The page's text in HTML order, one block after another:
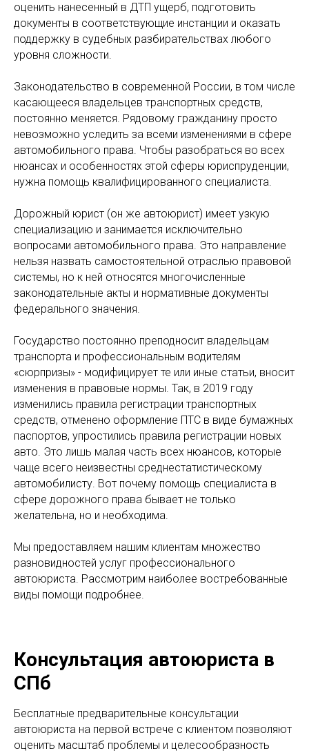
оценить нанесенный в ДТП ущерб, подготовить
документы в соответствующие инстанции и оказать
поддержку в судебных разбирательствах любого
уровня сложности.
Законодательство в современной России, в том числе
касающееся владельцев транспортных средств,
постоянно меняется. Рядовому гражданину просто
невозможно уследить за всеми изменениями в сфере
автомобильного права. Чтобы разобраться во всех
нюансах и особенностях этой сферы юриспруденции,
нужна помощь квалифицированного специалиста.
Дорожный юрист (он же автоюрист) имеет узкую
специализацию и занимается исключительно
вопросами автомобильного права. Это направление
нельзя назвать самостоятельной отраслью правовой
системы, но к ней относятся многочисленные
законодательные акты и нормативные документы
федерального значения.
Государство постоянно преподносит владельцам
транспорта и профессиональным водителям
«сюрпризы» - модифицирует те или иные статьи, вносит
изменения в правовые нормы. Так, в 2019 году
изменились правила регистрации транспортных
средств, отменено оформление ПТС в виде бумажных
паспортов, упростились правила регистрации новых
авто. Это лишь малая часть всех нюансов, которые
чаще всего неизвестны среднестатистическому
автомобилисту. Вот почему помощь специалиста в
сфере дорожного права бывает не только
желательна, но и необходима.
Мы предоставляем нашим клиентам множество
разновидностей услуг профессионального
автоюриста. Рассмотрим наиболее востребованные
виды помощи подробнее.
Консультация автоюриста в
СПб
Бесплатные предварительные консультации
автоюриста на первой встрече с клиентом позволяют
оценить масштаб проблемы и целесообразность